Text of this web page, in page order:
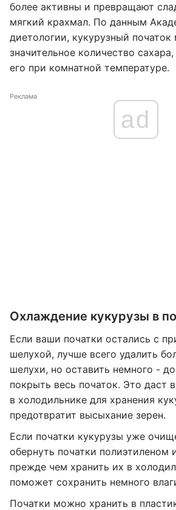
более активны и превращают
мягкий крахмал. По данным
диетологии, кукурузный
значительное количество
его при комнатной температуре.
Реклама
ad
Охлаждение кукурузы в
Если ваши початки остались с
шелухой, лучше всего удалить
шелухи, но оставить немного -
покрыть весь початок. Это даст
в холодильнике для хранения
предотвратит высыхание зерен.
Если початки кукурузы уже
обернуть початки полиэтиленом
прежде чем хранить их в
поможет сохранить немного
Початки можно хранить в